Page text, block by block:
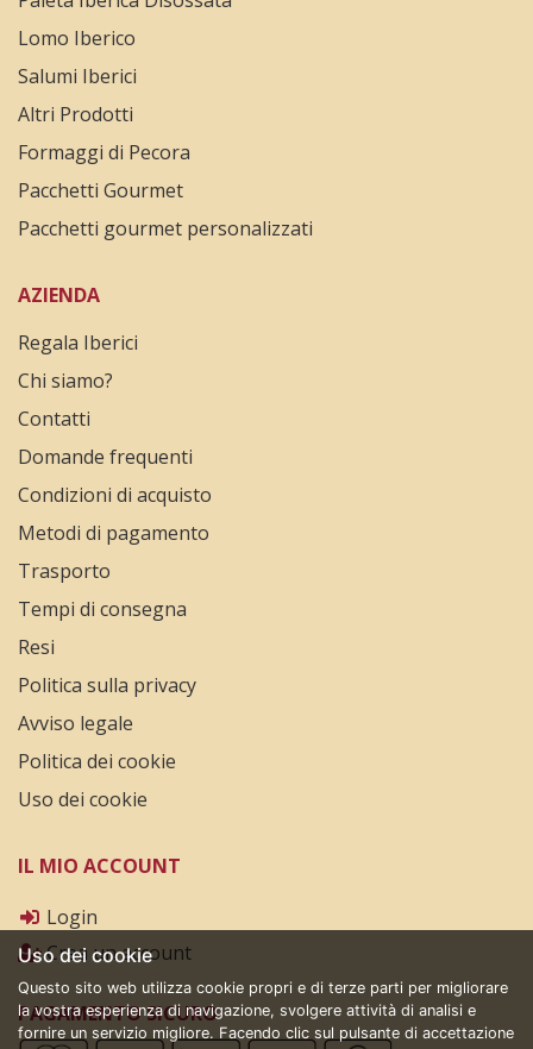
Lomo Iberico
Salumi Iberici
Altri Prodotti
Formaggi di Pecora
Pacchetti Gourmet
Pacchetti gourmet personalizzati
AZIENDA
Regala Iberici
Chi siamo?
Contatti
Domande frequenti
Condizioni di acquisto
Metodi di pagamento
Trasporto
Tempi di consegna
Resi
Politica sulla privacy
Avviso legale
Politica dei cookie
Uso dei cookie
IL MIO ACCOUNT
Login
Crea un account
PAGAMENTO SICURO
Uso dei cookie
Questo sito web utilizza cookie propri e di terze parti per migliorare
la vostra esperienza di navigazione, svolgere attività di analisi e
fornire un servizio migliore. Facendo clic sul pulsante di accettazione